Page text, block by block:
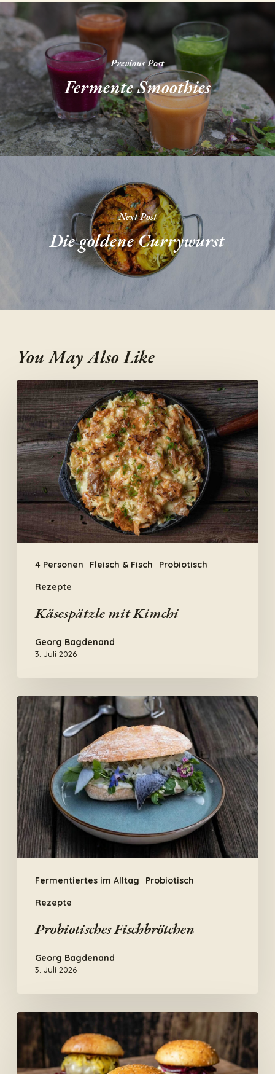
Previous Post
Fermente Smoothies
Next Post
Die goldene Currywurst
You May Also Like
4 Personen Fleisch & Fisch
Probiotisch
Rezepte
Käsespätzle
mit
Kimchi
Käsespätzle mit Kimchi
Georg Bagdenand
3. Juli 2026
Fermentiertes im Alltag
Probiotisch
Rezepte
Probiotisches
Fischbrötchen
Probiotisches Fischbrötchen
Georg Bagdenand
3. Juli 2026
Fermente
Burger